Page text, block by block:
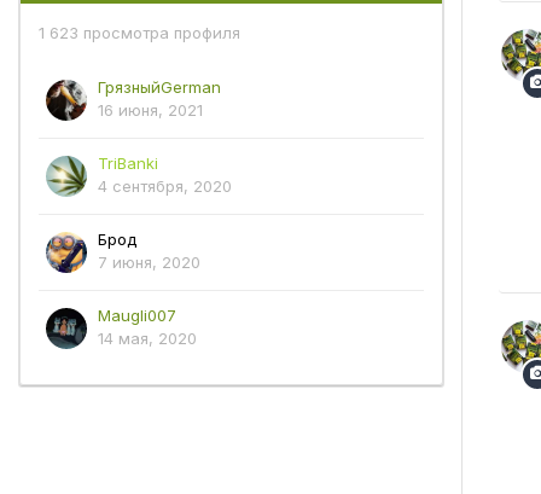
1 623 просмотра профиля
ГрязныйGerman
16 июня, 2021
TriBanki
4 сентября, 2020
Брод
7 июня, 2020
Maugli007
14 мая, 2020